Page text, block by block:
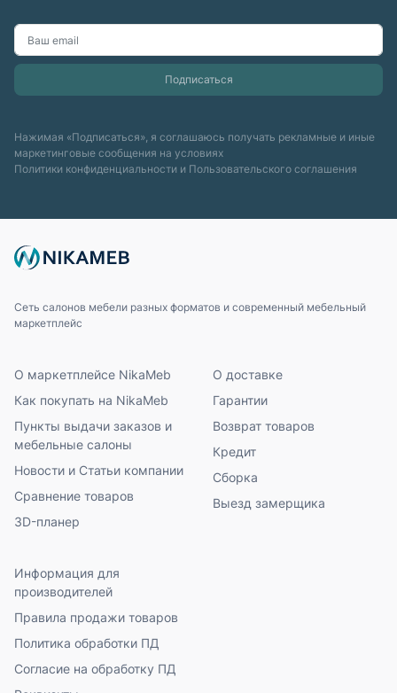
Нажимая «Подписаться», я соглашаюсь получать рекламные и иные
маркетинговые сообщения на условиях
Политики конфиденциальности и Пользовательского соглашения
Сеть салонов мебели разных форматов и современный мебельный
маркетплейс
О маркетплейсе NikaMeb
Как покупать на NikaMeb
Пункты выдачи заказов и
мебельные салоны
Новости и Статьи компании
Сравнение товаров
3D-планер
О доставке
Гарантии
Возврат товаров
Кредит
Сборка
Выезд замерщика
Информация для
производителей
Правила продажи товаров
Политика обработки ПД
Согласие на обработку ПД